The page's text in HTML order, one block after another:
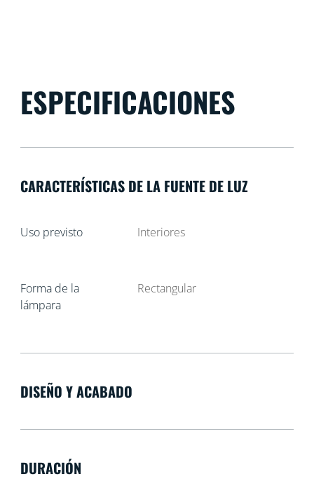
ESPECIFICACIONES
CARACTERÍSTICAS DE LA FUENTE DE LUZ
Uso previsto Interiores
Forma de la
lámpara
Rectangular
DISEÑO Y ACABADO
DURACIÓN